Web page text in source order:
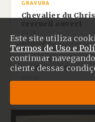
Este site utiliza
Termos de Uso e
continuar
ciente dessas
GRAVURA
Chevalier du
Thierry Frères
A PARTIR DE
Jean-Baptiste Debret